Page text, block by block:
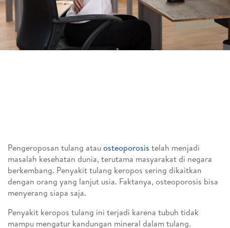
Pengeroposan tulang atauosteoporosis telah menjadi
masalah kesehatan dunia, terutama masyarakat di negara
berkembang. Penyakit tulang keropos sering dikaitkan
dengan orang yang lanjut usia. Faktanya, osteoporosis bisa
menyerang siapa saja.
Penyakit keropos tulang ini terjadi karena tubuh tidak
mampu mengatur kandungan mineral dalam tulang.